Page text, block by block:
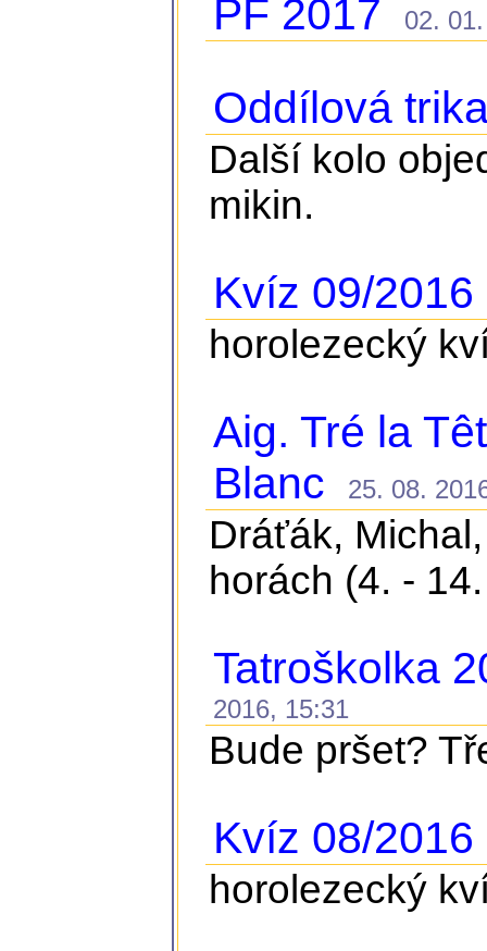
PF 2017 02. 01.
Oddílová
Další kolo
mikin.
Kvíz 09/2016
horolezecký
Aig. Tré la
Blanc 25. 08.
Dráťák,
horách (4. -
Tatroškolka
2016, 15:31
Bude pršet?
Kvíz 08/2016
horolezecký